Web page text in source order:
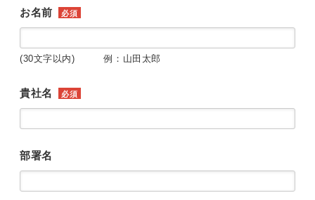
お名前 必須
(30文字以内) 例：山田太郎
貴社名 必須
部署名